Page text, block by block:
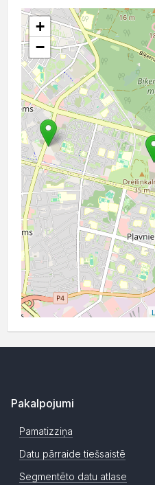
+
−
Pakalpojumi
Pamatizziņa
Datu pārraide tiešsaistē
Segmentēto datu atlase